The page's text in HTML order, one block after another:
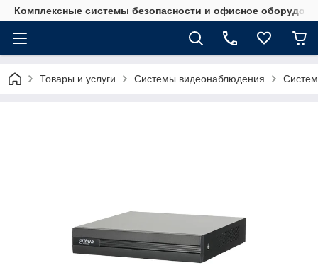
Комплексные системы безопасности и офисное
Товары и услуги Системы видеонаблюдения